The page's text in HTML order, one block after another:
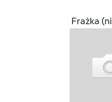
Frażka